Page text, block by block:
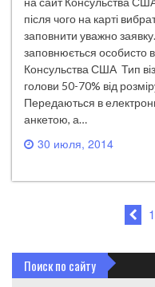
після чого на карті
заповнити уважно
заповнюється особисто
Консульства США Тип
голови 50-70% від
Передаються в
анкетою, а…
30 июля, 2014
1
Поиск по сайту